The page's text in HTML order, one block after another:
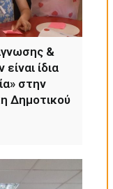
&
ίδια
στην
Δημοτικού